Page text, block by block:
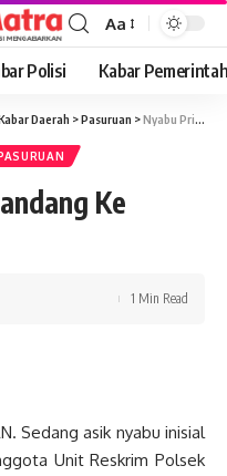
Font
Resizer
Aa
Polisi Kabar
Daerah >Pasuruan >Nyabu Pria Ini Di Gelandang Ke Kantor Polisi
Ke
1 Min Read
Sedang asik nyabu inisial
Unit Reskrim Polsek